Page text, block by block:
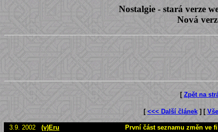
Nostalgie - stará verze
Nová
[ Zpět na
[ <<< Další článek] [
3.9. 2002 (v)Eru První část seznamu změn ve